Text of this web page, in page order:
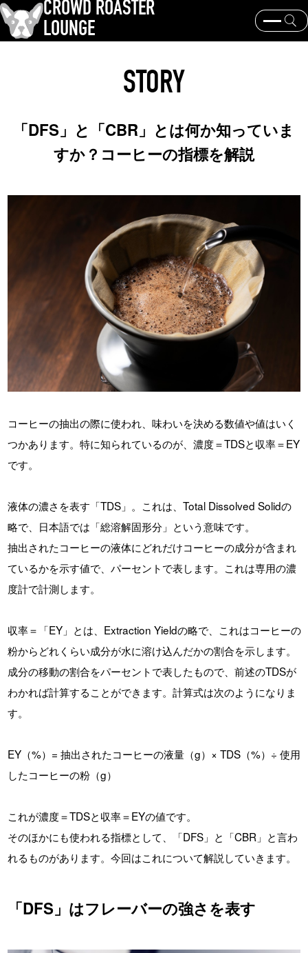
CROWD ROASTER
LOUNGE
歴史と文化
KEY WORD
パナマゲイシャ コーヒー豆と産地
焙煎士
TOPICS
岩崎裕也、王道からの逸脱
2024日本チャンピオン・大貫健
晴焙煎士の挑戦
CROWD ROASTER BRAND SITE
STORY
「DFS」と「CBR」とは何か知っていま
すか？コーヒーの指標を解説
コーヒーの抽出の際に使われ、味わいを決める数値や値はいく
つかあります。特に知られているのが、濃度＝TDSと収率＝EY
です。
液体の濃さを表す「TDS」。これは、Total Dissolved Solidの
略で、日本語では「総溶解固形分」という意味です。
抽出されたコーヒーの液体にどれだけコーヒーの成分が含まれ
ているかを示す値で、パーセントで表します。これは専用の濃
度計で計測します。
収率＝「EY」とは、Extraction Yieldの略で、これはコーヒーの
粉からどれくらい成分が水に溶け込んだかの割合を示します。
成分の移動の割合をパーセントで表したもので、前述のTDSが
わかれば計算することができます。計算式は次のようになりま
す。
EY（%）= 抽出されたコーヒーの液量（g）× TDS（%）÷ 使用
したコーヒーの粉（g）
これが濃度＝TDSと収率＝EYの値です。
そのほかにも使われる指標として、「DFS」と「CBR」と言わ
れるものがあります。今回はこれについて解説していきます。
「DFS」はフレーバーの強さを表す